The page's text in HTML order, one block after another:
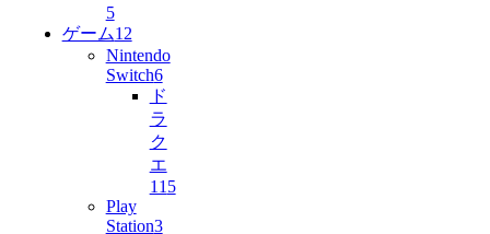
5
ゲーム12
Nintendo
Switch6
ド
ラ
ク
エ
11 5
Play
Station3